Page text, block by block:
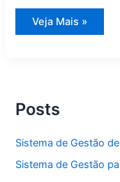
Alternativas
em
2026
Veja Mais »
Posts
Sistema de Gestão
Sistema de Gestão